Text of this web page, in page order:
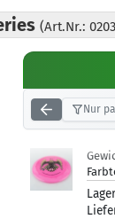
(Art.Nr.:
Nur